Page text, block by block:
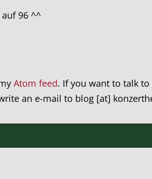
96 ^^
Atom feed. If you want to talk
an e-mail to blog [at]